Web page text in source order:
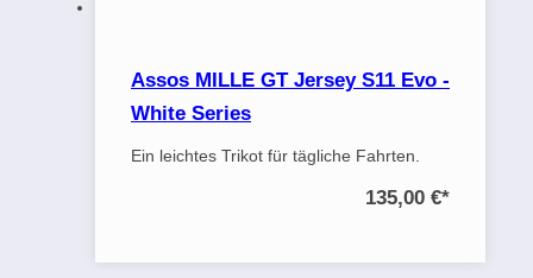
Assos MILLE GT Jersey S11 Evo -
White Series
Ein leichtes Trikot für tägliche Fahrten.
135,00 €*